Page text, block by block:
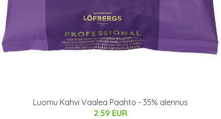
Luomu Kahvi Vaalea Paahto - 35% alennus
2.59 EUR